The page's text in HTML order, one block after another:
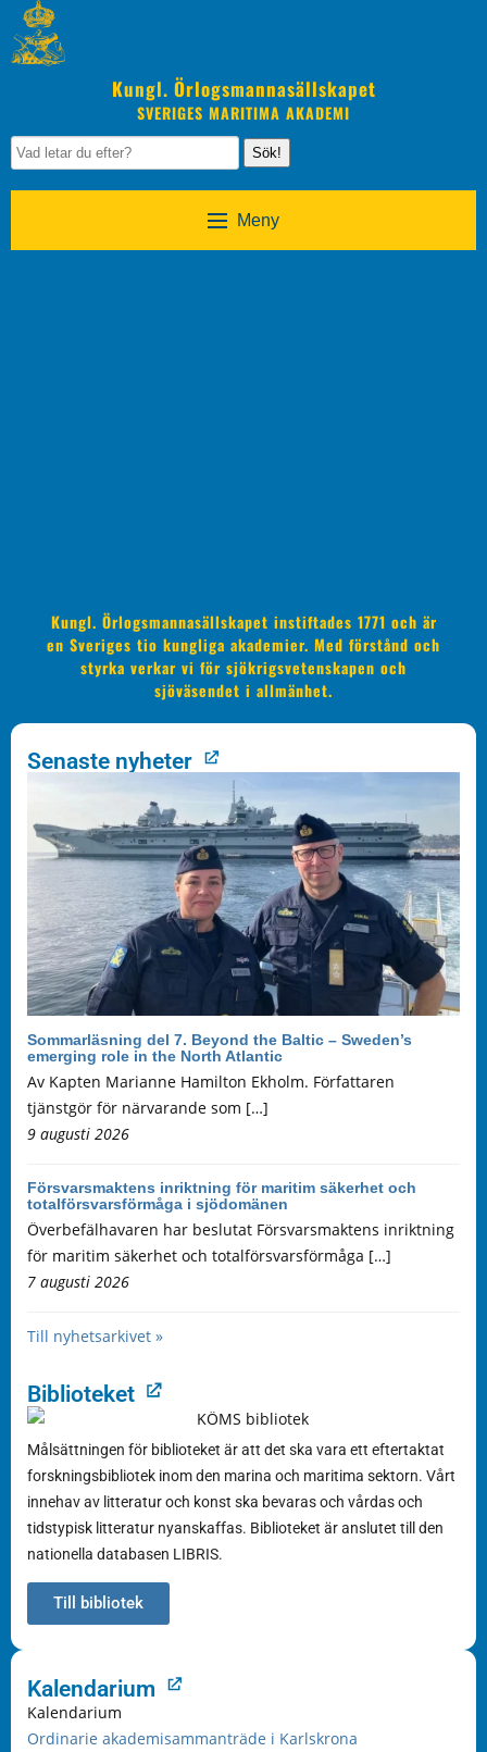
Kungl. Örlogsmannasällskapet
SVERIGES MARITIMA AKADEMI
Sök!
Meny
Kungl. Örlogsmannasällskapet instiftades 1771 och är
en Sveriges tio kungliga akademier. Med förstånd och
styrka verkar vi för sjökrigsvetenskapen och
sjöväsendet i allmänhet.
Senaste nyheter
Sommarläsning del 7. Beyond the Baltic – Sweden’s
emerging role in the North Atlantic
Av Kapten Marianne Hamilton Ekholm. Författaren
tjänstgör för närvarande som […]
9 augusti 2026
Försvarsmaktens inriktning för maritim säkerhet och
totalförsvarsförmåga i sjödomänen
Överbefälhavaren har beslutat Försvarsmaktens inriktning
för maritim säkerhet och totalförsvarsförmåga […]
7 augusti 2026
Till nyhetsarkivet »
Biblioteket
Målsättningen för biblioteket är att det ska vara ett eftertaktat
forskningsbibliotek inom den marina och maritima sektorn. Vårt
innehav av litteratur och konst ska bevaras och vårdas och
tidstypisk litteratur nyanskaffas. Biblioteket är anslutet till den
nationella databasen LIBRIS.
Till bibliotek
Kalendarium
Kalendarium
Ordinarie akademisammanträde i Karlskrona